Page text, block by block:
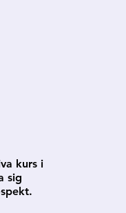
kurs i
sig